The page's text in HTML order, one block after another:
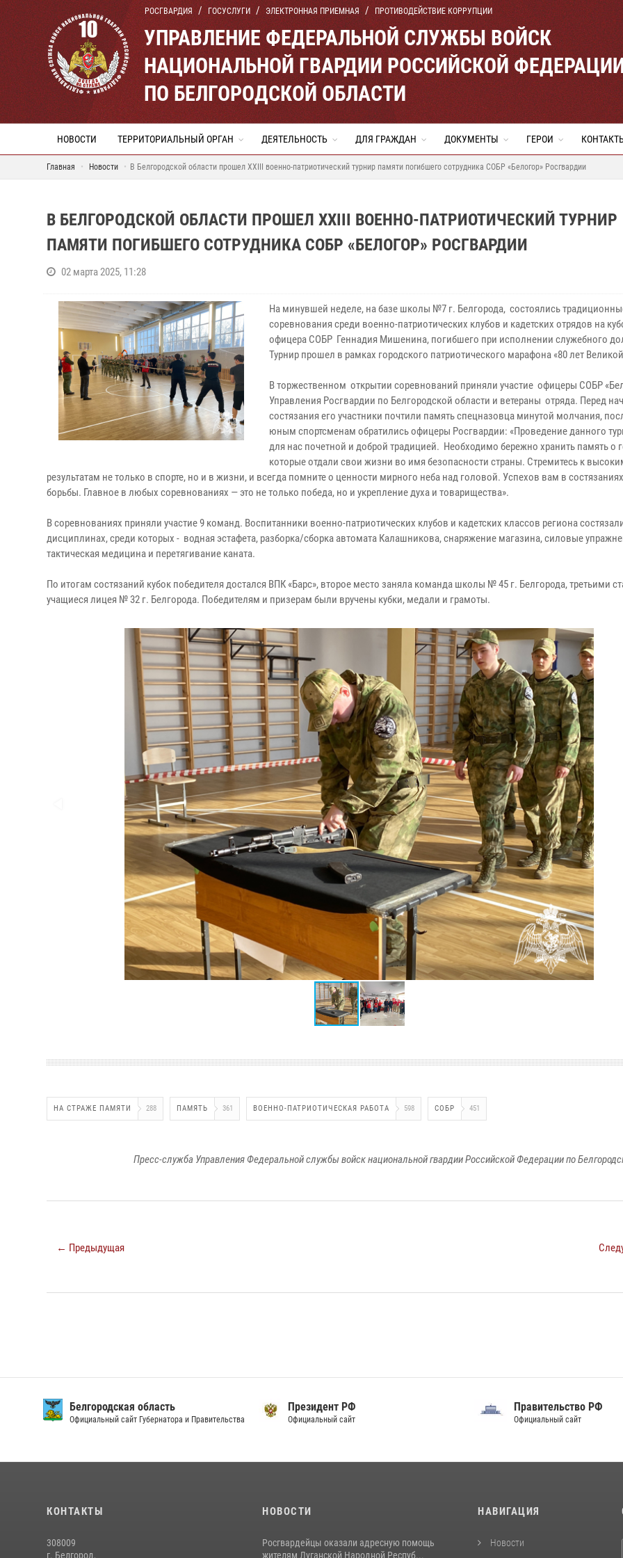
РОСГВАРДИЯ ГОСУСЛУГИ ЭЛЕКТРОННАЯ ПРИЕМНАЯ ПРОТИВОДЕЙСТВИЕ КОРРУПЦИИ
УПРАВЛЕНИЕ ФЕДЕРАЛЬНОЙ СЛУЖБЫ ВОЙСК
НАЦИОНАЛЬНОЙ ГВАРДИИ РОССИЙСКОЙ
ПО БЕЛГОРОДСКОЙ ОБЛАСТИ
НОВОСТИ ТЕРРИТОРИАЛЬНЫЙ ОРГАН ДЕЯТЕЛЬНОСТЬ ДЛЯ ГРАЖДАН ДОКУМЕНТЫ ГЕРОИ
Главная Новости В Белгородской области прошел XXIII военно-патриотический турнир памяти погибшего сотрудника СОБР «Белогор» Росгвардии
В БЕЛГОРОДСКОЙ ОБЛАСТИ ПРОШЕЛ XXIII ВОЕННО-ПАТРИОТИЧЕСКИЙ ТУРНИР
ПАМЯТИ ПОГИБШЕГО СОТРУДНИКА СОБР «БЕЛОГОР» РОСГВАРДИИ
02 марта 2025, 11:28
На минувшей неделе, на базе школы №7 г. Белгорода, состоялись
соревнования среди военно-патриотических клубов и кадетских отрядов на
офицера СОБР Геннадия Мишенина, погибшего при исполнении служебного
Турнир прошел в рамках городского патриотического марафона «80 лет
В торжественном открытии соревнований приняли участие офицеры СОБР
Управления Росгвардии по Белгородской области и ветераны отряда. Перед
состязания его участники почтили память спецназовца минутой молчания,
юным спортсменам обратились офицеры Росгвардии: «Проведение данного
для нас почетной и доброй традицией. Необходимо бережно хранить память о
которые отдали свои жизни во имя безопасности страны. Стремитесь к
результатам не только в спорте, но и в жизни, и всегда помните о ценности мирного неба над головой. Успехов вам в
борьбы. Главное в любых соревнованиях — это не только победа, но и укрепление духа и товарищества».
В соревнованиях приняли участие 9 команд. Воспитанники военно-патриотических клубов и кадетских классов региона
дисциплинах, среди которых - водная эстафета, разборка/сборка автомата Калашникова, снаряжение магазина, силовые
тактическая медицина и перетягивание каната.
По итогам состязаний кубок победителя достался ВПК «Барс», второе место заняла команда школы № 45 г. Белгорода, третьими
учащиеся лицея № 32 г. Белгорода. Победителям и призерам были вручены кубки, медали и грамоты.
НА СТРАЖЕ ПАМЯТИ 288 ПАМЯТЬ 361 ВОЕННО-ПАТРИОТИЧЕСКАЯ РАБОТА 598 СОБР 451
Пресс-служба Управления Федеральной службы войск национальной гвардии Российской Федерации по
← Предыдущая
Белгородская область
Официальный сайт Губернатора и Правительства
Президент РФ
Официальный сайт
Правительство РФ
Официальный сайт
КОНТАКТЫ
308009
г. Белгород,
НОВОСТИ
Росгвардейцы оказали адресную помощь
жителям Луганской Народной Респуб...
НАВИГАЦИЯ
Новости